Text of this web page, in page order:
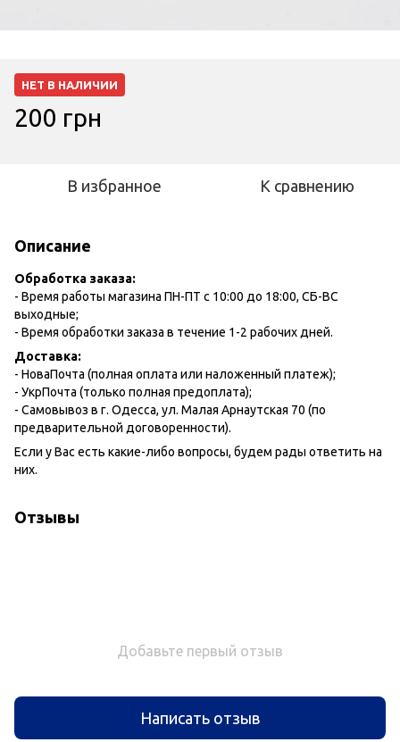
НЕТ В НАЛИЧИИ
200 грн
В избранное К сравнению
Описание
Обработка заказа:
- Время работы магазина ПН-ПТ с 10:00 до 18:00, СБ-ВС
выходные;
- Время обработки заказа в течение 1-2 рабочих дней.
Доставка:
- НоваПочта (полная оплата или наложенный платеж);
- УкрПочта (только полная предоплата);
- Самовывоз в г. Одесса, ул. Малая Арнаутская 70 (по
предварительной договоренности).
Если у Вас есть какие-либо вопросы, будем рады ответить на
них.
Отзывы
Добавьте первый отзыв
Написать отзыв